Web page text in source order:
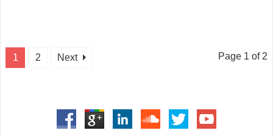
1 2 Next Page 1 of 2